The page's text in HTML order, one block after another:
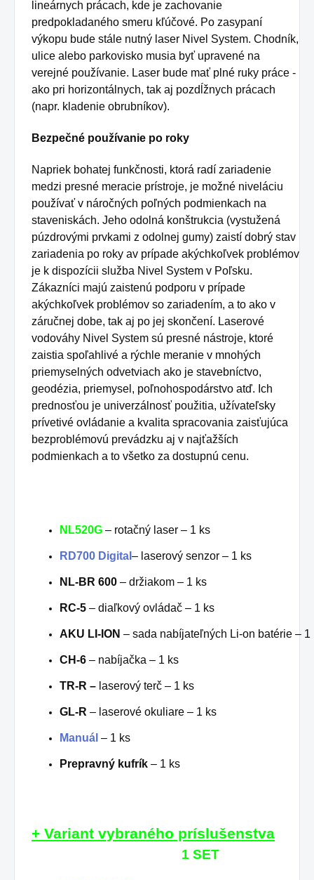
lineárnych prácach, kde je zachovanie
predpokladaného smeru kľúčové. Po zasypaní
výkopu bude stále nutný laser Nivel System. Chodník,
ulice alebo parkovisko musia byť upravené na
verejné používanie. Laser bude mať plné ruky práce -
ako pri horizontálnych, tak aj pozdĺžnych prácach
(napr. kladenie obrubníkov).
Bezpečné používanie po roky
Napriek bohatej funkčnosti, ktorá radí zariadenie
medzi presné meracie prístroje, je možné niveláciu
používať v náročných poľných podmienkach na
staveniskách. Jeho odolná konštrukcia (vystužená
púzdrovými prvkami z odolnej gumy) zaistí dobrý stav
zariadenia po roky av prípade akýchkoľvek problémov
je k dispozícii služba Nivel System v Poľsku.
Zákazníci majú zaistenú podporu v prípade
akýchkoľvek problémov so zariadením, a to ako v
záručnej dobe, tak aj po jej skončení. Laserové
vodováhy Nivel System sú presné nástroje, ktoré
zaistia spoľahlivé a rýchle meranie v mnohých
priemyselných odvetviach ako je stavebníctvo,
geodézia, priemysel, poľnohospodárstvo atď. Ich
prednosťou je univerzálnosť použitia, užívateľsky
prívetivé ovládanie a kvalita spracovania zaisťujúca
bezproblémovú prevádzku aj v najťažších
podmienkach a to všetko za dostupnú cenu.
NL520G – rotačný laser – 1 ks
RD700 Digital – laserový senzor – 1 ks
NL-BR 600 – držiakom – 1 ks
RC-5 – diaľkový ovládač – 1 ks
AKU LI-ION – sada nabíjateľných Li-on batérie – 1
CH-6 – nabíjačka – 1 ks
TR-R – laserový terč – 1 ks
GL-R – laserové okuliare – 1 ks
Manuál – 1 ks
Prepravný kufrík – 1 ks
+ Variant vybraného príslušenstva
1 SET